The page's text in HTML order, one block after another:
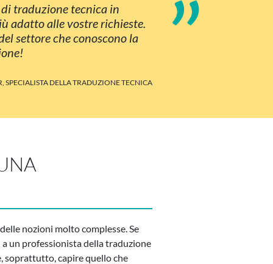
traduzione tecnica in
adatto alle vostre richieste.
settore che conoscono la
”
SPECIALISTA DELLA TRADUZIONE TECNICA
nozioni molto complesse. Se
un professionista della traduzione
soprattutto, capire quello che